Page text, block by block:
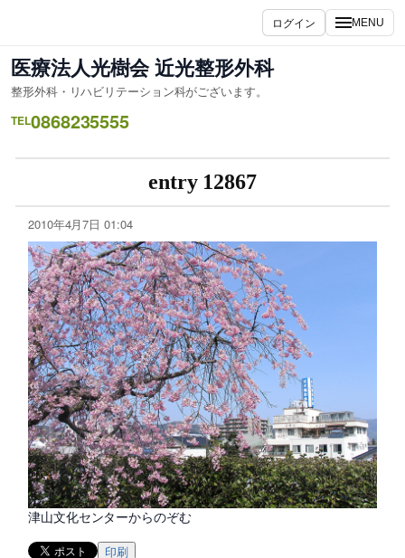
ログイン MENU
医療法人光樹会 近光整形外科
整形外科・リハビリテーション科がございます。
TEL0868235555
entry 12867
2010年4月7日 01:04
津山文化センターからのぞむ
印刷